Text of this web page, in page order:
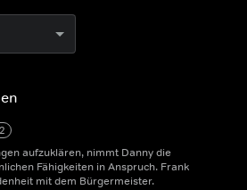
aufzuklären, nimmt Danny die
Fähigkeiten in Anspruch. Frank
mit dem Bürgermeister.